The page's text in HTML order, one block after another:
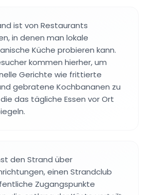
ist von Restaurants
in denen man lokale
Küche probieren kann.
kommen hierher, um
Gerichte wie frittierte
gebratene Kochbananen zu
das tägliche Essen vor Ort
den Strand über
einen Strandclub
Zugangspunkte